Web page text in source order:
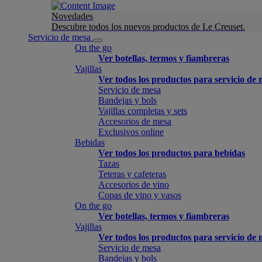
Novedades
Descubre todos los nuevos productos de Le Creuset.
Servicio de mesa
On the go
Ver botellas, termos y fiambreras
Vajillas
Ver todos los productos para servicio de
Servicio de mesa
Bandejas y bols
Vajillas completas y sets
Accesorios de mesa
Exclusivos online
Bebidas
Ver todos los productos para bebidas
Tazas
Teteras y cafeteras
Accesorios de vino
Copas de vino y vasos
On the go
Ver botellas, termos y fiambreras
Vajillas
Ver todos los productos para servicio de
Servicio de mesa
Bandejas y bols